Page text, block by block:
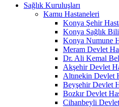
Sağlık Kuruluşları
Kamu Hastaneleri
Konya Şehir
Konya Sağlık
Konya Numune
Meram Devlet
Dr. Ali Kemal
Akşehir Devlet
Altınekin Devlet
Beyşehir Devlet
Bozkır Devlet
Cihanbeyli